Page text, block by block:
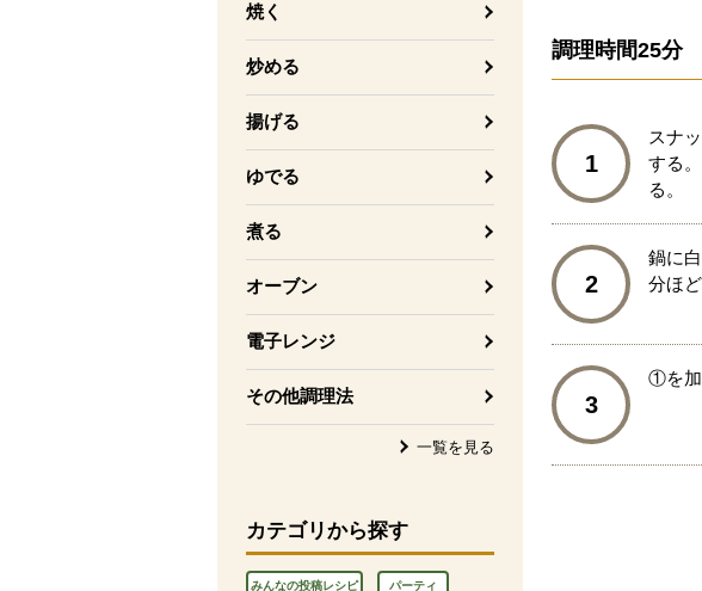
焼く
炒める
揚げる
ゆでる
煮る
オーブン
電子レンジ
その他調理法
一覧を見る
カテゴリから探す
みんなの投稿レシピ パーティ
調理時間25分
1
スナ
する
る。
2
鍋に
分ほど
3
①を加